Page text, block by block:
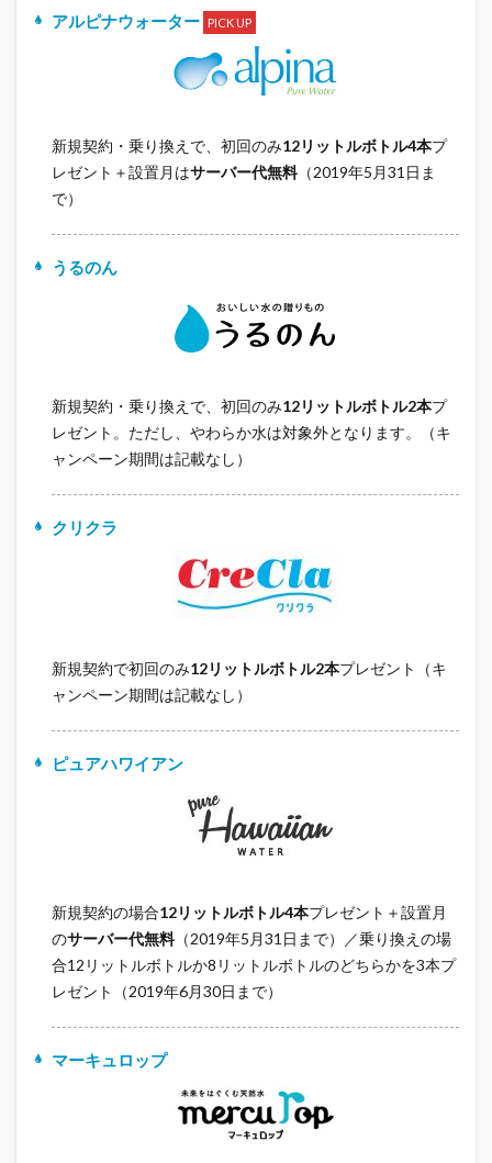
アルピナウォーター PICK UP
新規契約・乗り換えで、初回のみ12リットルボトル4本プ
レゼント＋設置月はサーバー代無料（2019年5月31日ま
で）
うるのん
新規契約・乗り換えで、初回のみ12リットルボトル2本プ
レゼント。ただし、やわらか水は対象外となります。（キ
ャンペーン期間は記載なし）
クリクラ
新規契約で初回のみ12リットルボトル2本プレゼント（キ
ャンペーン期間は記載なし）
ピュアハワイアン
新規契約の場合12リットルボトル4本プレゼント＋設置月
のサーバー代無料（2019年5月31日まで）／乗り換えの場
合12リットルボトルか8リットルボトルのどちらかを3本プ
レゼント（2019年6月30日まで）
マーキュロップ